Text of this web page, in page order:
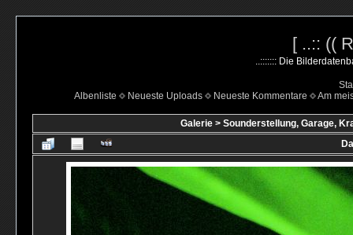
[ ..:: ((
..::::::: Die
Albenliste
Neueste Uploads Neueste Kommentare Am
Galerie> Sounderstellung, Garage,